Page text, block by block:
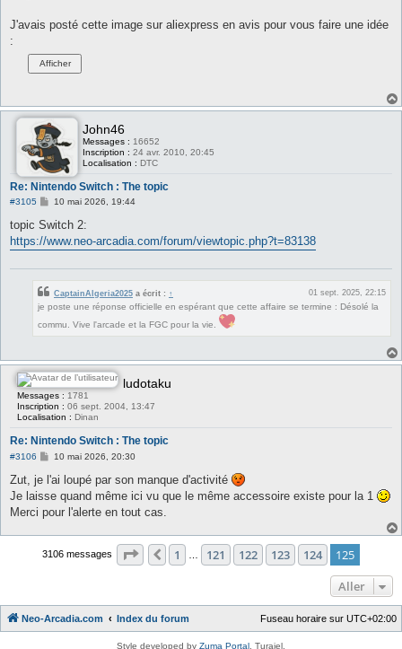
J'avais posté cette image sur aliexpress en avis pour vous faire une idée
:
John46
Messages : 16652
Inscription : 24 avr. 2010, 20:45
Localisation : DTC
Re: Nintendo Switch : The topic
#3105
M
s
a
10 mai 2026, 19:44
topic Switch 2:
https://www.neo-arcadia.com/forum/viewtopic.php?t=83138
CaptainAlgeria2025 a écrit : ↑
01 sept. 2025, 22:15
je poste une réponse officielle en espérant que cette affaire se termine : Désolé la
commu. Vive l'arcade et la FGC pour la vie.
ludotaku
Messages : 1781
Inscription : 06 sept. 2004, 13:47
Localisation : Dinan
Re: Nintendo Switch : The topic
#3106
M
s
a
g
10 mai 2026, 20:30
Zut, je l'ai loupé par son manque d'activité
Je laisse quand même ici vu que le même accessoire existe pour la 1
Merci pour l'alerte en tout cas.
3106 messages Page 125 sur125
Précédent
1 121 122 123 124
125
Aller
Neo-Arcadia.com Index du forum Fuseau horaire sur UTC+02:00
Style developed by Zuma Portal , Turaiel,